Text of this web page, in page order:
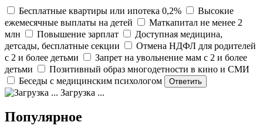
Бесплатные квартиры или ипотека 0,2%
Высокие
ежемесячные выплаты на детей
Маткапитал не менее 2
млн
Повышение зарплат
Доступная медицина,
детсады, бесплатные секции
Отмена НДФЛ для родителей
с 2 и более детьми
Запрет на увольнение мам с 2 и более
детьми
Позитивный образ многодетности в кино и СМИ
Беседы с медицинским психологом
Загрузка ...
Популярное